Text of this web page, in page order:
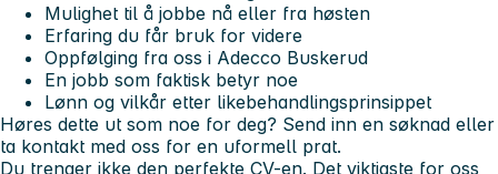
Mulighet til å jobbe nå eller fra høsten
Erfaring du får bruk for videre
Oppfølging fra oss i Adecco Buskerud
En jobb som faktisk betyr noe
Lønn og vilkår etter likebehandlingsprinsippet
Høres dette ut som noe for deg? Send inn en søknad eller
ta kontakt med oss for en uformell prat.
Du trenger ikke den perfekte CV-en. Det viktigste for oss